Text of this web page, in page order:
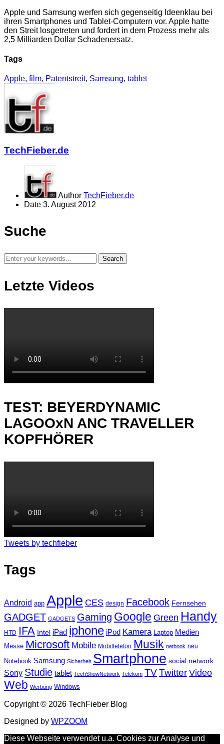
Apple und Samsung werfen sich gegenseitig Ideenklau bei
ihren Smartphones und Tablet-Computern vor. Apple hatte
den Streit losgetreten und fordert in dem Prozess mehr als
2,5 Milliarden Dollar Schadenersatz.
Tags
Apple, film, Patentstreit, Samsung, tablet
TechFieber.de
Author TechFieber.de
Date 3. August 2012
Suche
Letzte Videos
TEST: BEYERDYNAMIC
LAGOOxN ANC TRAVELLER
KOPFHÖRER
Tweets by techfieber
Tags
Android app Apple CES design Facebook Fernsehen
GADGET GADGETS Gaming Google Green Handy
HTD IFA Intel iPad iphone iPod Kamera Laptop Medien
Messe Microsoft Mobile Mobiltelefon Musik netbook neu
Notebook Samsung Sicherheit Smartphone social network
Sony Studie tablet TechShowNetwork Telekom TVTwitter Video
Web Werbung Windows
Copyright © 2026 TechFieber Blog
Designed by WPZOOM
Diese Webseite verwendet u.a. Cookies zur Analyse und